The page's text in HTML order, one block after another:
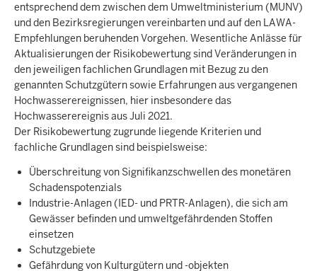
entsprechend dem zwischen dem Umweltministerium (MUNV)
und den Bezirksregierungen vereinbarten und auf den LAWA-
Empfehlungen beruhenden Vorgehen. Wesentliche Anlässe für
Aktualisierungen der Risikobewertung sind Veränderungen in
den jeweiligen fachlichen Grundlagen mit Bezug zu den
genannten Schutzgütern sowie Erfahrungen aus vergangenen
Hochwasserereignissen, hier insbesondere das
Hochwasserereignis aus Juli 2021.
Der Risikobewertung zugrunde liegende Kriterien und
fachliche Grundlagen sind beispielsweise:
Überschreitung von Signifikanzschwellen des monetären
Schadenspotenzials
Industrie-Anlagen (IED- und PRTR-Anlagen), die sich am
Gewässer befinden und umweltgefährdenden Stoffen
einsetzen
Schutzgebiete
Gefährdung von Kulturgütern und -objekten